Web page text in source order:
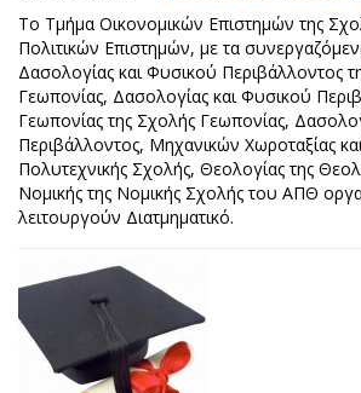
Το Τμήμα Οικονομικών Επιστημών της
Πολιτικών Επιστημών, με τα
Δασολογίας και Φυσικού Περιβάλλοντος
Γεωπονίας, Δασολογίας και Φυσικού
Γεωπονίας της Σχολής Γεωπονίας,
Περιβάλλοντος, Μηχανικών Χωροταξίας
Πολυτεχνικής Σχολής, Θεολογίας της
Νομικής της Νομικής Σχολής του ΑΠΘ
λειτουργούν Διατμηματικό.